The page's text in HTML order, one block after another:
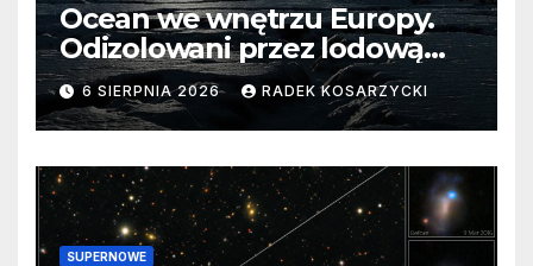
Ocean we wnętrzu Europy.
Odizolowani przez lodową
barierę
6 SIERPNIA 2026 RADEK KOSARZYCKI
SUPERNOWE